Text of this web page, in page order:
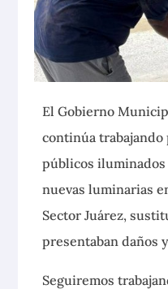
El Gobierno
continúa trabajando
públicos
nuevas luminarias
Sector Juárez,
presentaban daños
Seguiremos